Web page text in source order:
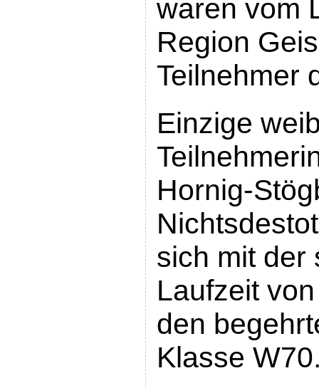
waren vom
Region
Teilnehmer
Einzige
Hornig-
sich mit der
Laufzeit
den
Klasse